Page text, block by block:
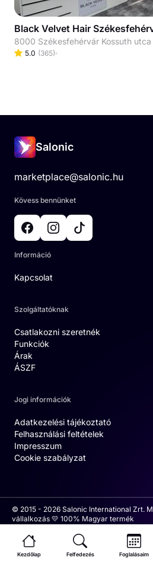
Black Velvet Hair
8000 Székesfehérvár Kossuth utca
5.0 (365)
Salonic
marketplace@salonic.hu
Kövess bennünket
Információ
Kapcsolat
Szolgáltatóknak
Csatlakozni szeretnék
Funkciók
Árak
ÁSZF
Jogi információk
Adatkezelési tájékoztató
Felhasználási feltételek
Impresszum
Cookie szabályzat
© 2015 - 2026 Salonic International Zrt.
vállalkozás 💛 100% Magyar termék
Kezdőlap Felfedezés Foglalásaim